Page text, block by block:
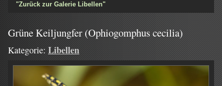
"Zurück zur Galerie Libellen"
Grüne Keiljungfer (Ophiogomphus cecilia)
Kategorie: Libellen